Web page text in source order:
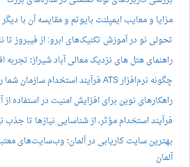
مزایا و معایب ایمپلنت بایوتم و مقایسه آن با دیگر
تحولی نو در آموزش تکنیک‌های ابرو: از فیبروز تا
راهنمای هتل های نزدیک معالی آباد شیراز؛
چگونه نرم‌افزار ATS فرآیند استخدام سازمان شما را متحول می‌کند؟
راهکارهای نوین برای افزایش امنیت در استفاده
فرآیند استخدام مؤثر، از شناسایی نیازها تا
بهترین سایت کاریابی در آلمان؛ وب‌سایت‌های
آلمان